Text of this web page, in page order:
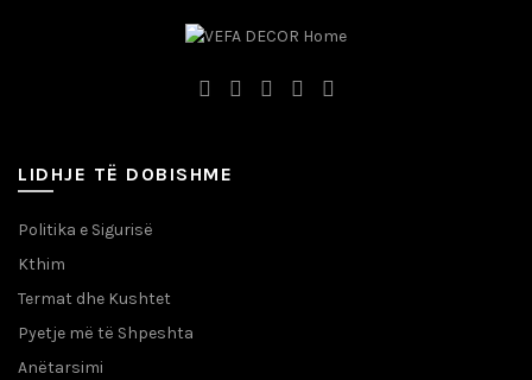
LIDHJE TË DOBISHME
Politika e Sigurisë
Kthim
Termat dhe Kushtet
Pyetje më të Shpeshta
Anëtarsimi